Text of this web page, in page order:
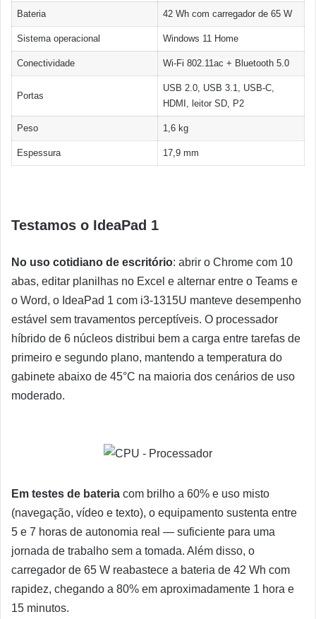
Bateria 42 Wh com carregador de 65 W
Sistema operacional Windows 11 Home
Conectividade Wi-Fi 802.11ac + Bluetooth 5.0
Portas
USB 2.0, USB 3.1, USB-C,
HDMI, leitor SD, P2
Peso 1,6 kg
Espessura 17,9 mm
Testamos o IdeaPad 1
No uso cotidiano de escritório: abrir o Chrome com 10
abas, editar planilhas no Excel e alternar entre o Teams e
o Word, o IdeaPad 1 com i3-1315U manteve desempenho
estável sem travamentos perceptíveis. O processador
híbrido de 6 núcleos distribui bem a carga entre tarefas de
primeiro e segundo plano, mantendo a temperatura do
gabinete abaixo de 45°C na maioria dos cenários de uso
moderado.
Em testes de bateria com brilho a 60% e uso misto
(navegação, vídeo e texto), o equipamento sustenta entre
5 e 7 horas de autonomia real — suficiente para uma
jornada de trabalho sem a tomada. Além disso, o
carregador de 65 W reabastece a bateria de 42 Wh com
rapidez, chegando a 80% em aproximadamente 1 hora e
15 minutos.